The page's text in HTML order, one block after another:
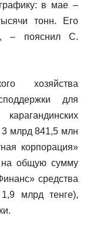
в мае –
тонн. Его
– пояснил С.
хозяйства
для
млрд 841,5 млн
корпорация»
на общую сумму
средства
млрд тенге),